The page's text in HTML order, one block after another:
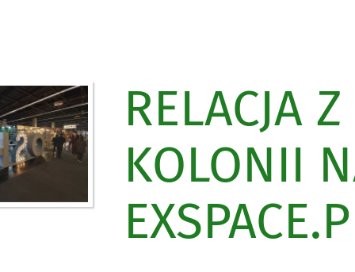
RELACJA
KOLONII